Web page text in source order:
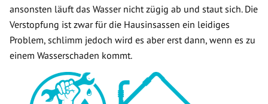
ansonsten läuft das Wasser nicht zügig ab und staut sich. Die
Verstopfung ist zwar für die Hausinsassen ein leidiges
Problem, schlimm jedoch wird es aber erst dann, wenn es zu
einem Wasserschaden kommt.